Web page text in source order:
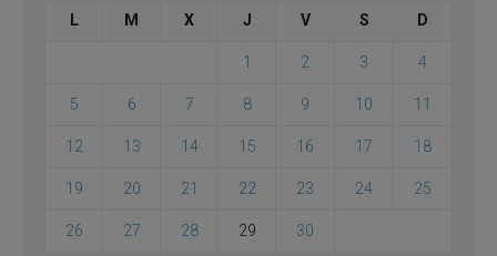
L M X J V S D
1 2 3 4
5 6 7 8 9 10 11
12 13 14 15 16 17 18
19 20 21 22 23 24 25
26 27 28 29 30